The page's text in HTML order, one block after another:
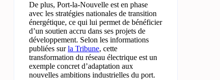
De plus, Port-la-Nouvelle est en phase
avec les stratégies nationales de transition
énergétique, ce qui lui permet de bénéficier
d’un soutien accru dans ses projets de
développement. Selon les informations
publiées surla Tribune, cette
transformation du réseau électrique est un
exemple concret d’adaptation aux
nouvelles ambitions industrielles du port.